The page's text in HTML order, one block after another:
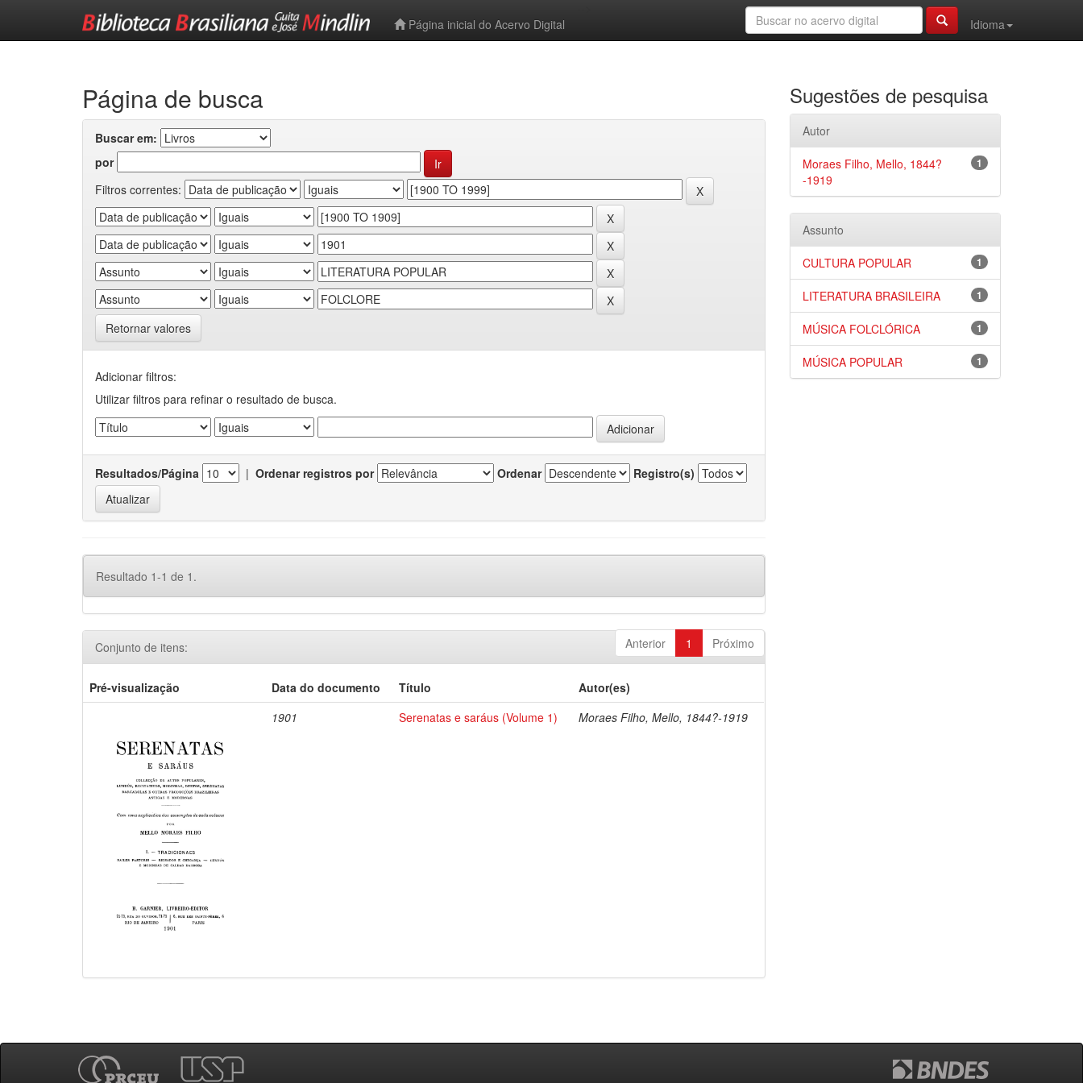
Página inicial do Acervo Digital
Idioma
Página de busca
Buscar em:
por
Filtros correntes:
Retornar valores
Adicionar filtros:
Utilizar filtros para refinar o resultado de busca.
Resultados/Página | Ordenar registros por Ordenar Registro(s)
Resultado 1-1 de 1.
Anterior 1 Próximo
Conjunto de itens:
Pré-visualização Data do documento Título
Autor(es)
1901
Serenatas e saráus (Volume 1) Moraes Filho, Mello, 1844?-1919
Sugestões de pesquisa
Autor
1
Moraes Filho, Mello, 1844?
-1919
Assunto
1
CULTURA POPULAR
1
LITERATURA BRASILEIRA
1
MÚSICA FOLCLÓRICA
1
MÚSICA POPULAR